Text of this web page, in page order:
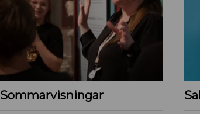
Sommarvisningar